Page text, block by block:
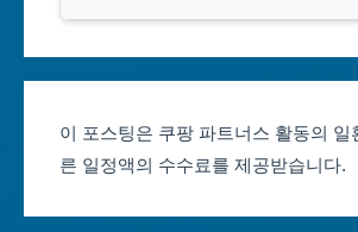
대전광역시
클룩
대구축제 일정
이 포스팅은 쿠팡 파트너스 활동의 일
른 일정액의 수수료를 제공받습니다.